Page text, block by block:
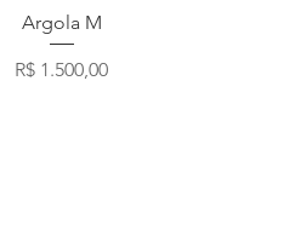
Visualização rápida
Argola M
Preço
R$ 1.500,00